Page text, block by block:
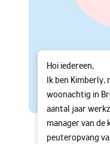
Hoi iedereen,
Ik ben Kimberly,
woonachtig in
aantal jaar
manager van de
peuteropvang